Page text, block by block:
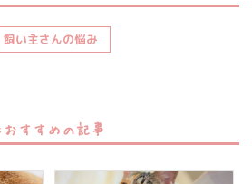
飼い主さんの悩み
すすめの記事